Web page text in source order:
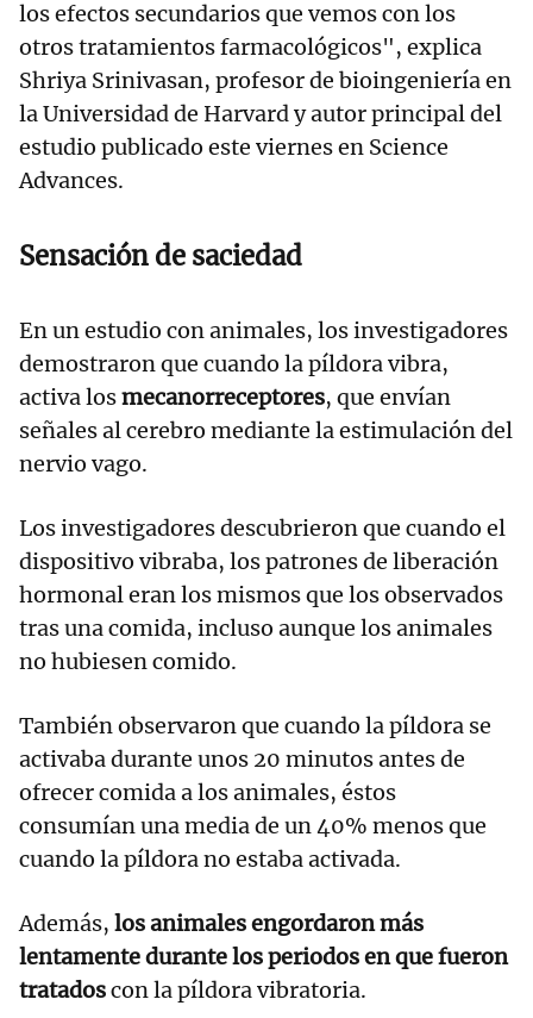
los efectos secundarios que vemos con los
otros tratamientos farmacológicos", explica
Shriya Srinivasan, profesor de bioingeniería en
la Universidad de Harvard y autor principal del
estudio publicado este viernes en Science
Advances.
Sensación de saciedad
En un estudio con animales, los investigadores
demostraron que cuando la píldora vibra,
activa losmecanorreceptores, que envían
señales al cerebro mediante la estimulación del
nervio vago.
Los investigadores descubrieron que cuando el
dispositivo vibraba, los patrones de liberación
hormonal eran los mismos que los observados
tras una comida, incluso aunque los animales
no hubiesen comido.
También observaron que cuando la píldora se
activaba durante unos 20 minutos antes de
ofrecer comida a los animales, éstos
consumían una media de un 40% menos que
cuando la píldora no estaba activada.
Además, los animales engordaron más
lentamente durante los periodos en que fueron
tratadoscon la píldora vibratoria.